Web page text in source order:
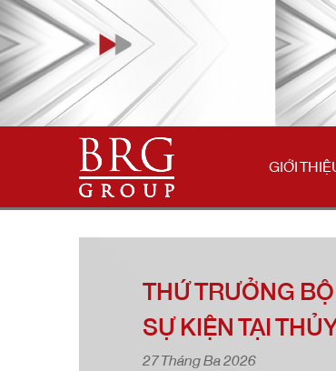
GIỚI
THỨ TRƯỞNG
SỰ KIỆN TẠI
27 Tháng Ba 2026